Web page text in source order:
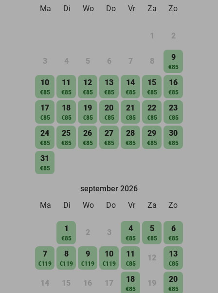
Ma
Di Wo Do Vr Za Zo
1 2
3 4 5 6 7 8 9
€85
10
€85
11
€85
12
€85
13
€85
14
€85
15
€85
16
€85
17
€85
18
€85
19
€85
20
€85
21
€85
22
€85
23
€85
24
€85
25
€85
26
€85
27
€85
28
€85
29
€85
30
€85
31
€85
september 2026
Ma
Di Wo Do Vr Za Zo
1
€85
2 3 4
€85
5
€85
6
€85
7
€119
8
€119
9
€119
10
€119
11
€85
12 13
€85
14 15 16 17 18
€85
19 20
€85